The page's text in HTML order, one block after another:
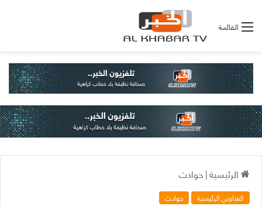
القائمة
الرئيسية|حوادث
العناوين الرئيسية حوادث